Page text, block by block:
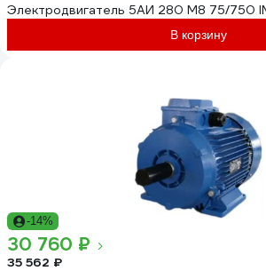
Электродвигатель 5АИ 280 М8 75/750
В корзину
-14%
30 760 ₽
35 562 ₽